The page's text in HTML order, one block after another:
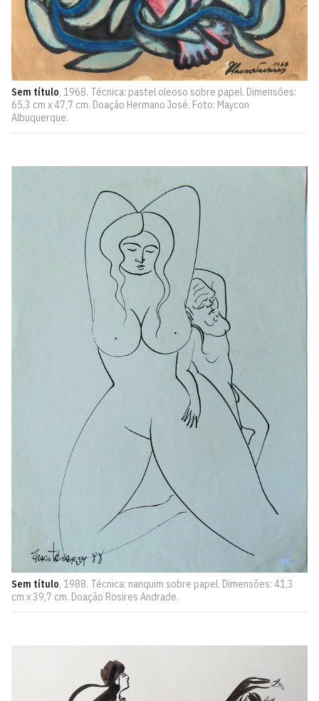
Sem título, 1968. Técnica: pastel oleoso sobre papel. Dimensões:
65,3 cm x 47,7 cm. Doação Hermano José. Foto: Maycon
Albuquerque.
Sem título, 1988. Técnica: nanquim sobre papel. Dimensões: 41,3
cm x 39,7 cm. Doação Rosires Andrade.